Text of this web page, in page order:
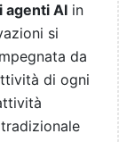
agenti AI in
si
da
di ogni